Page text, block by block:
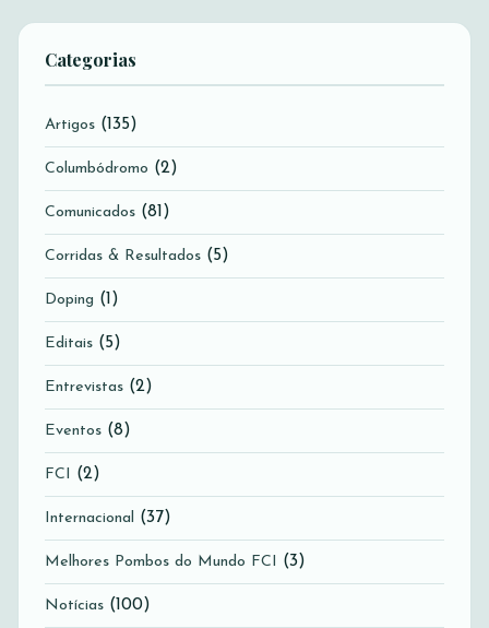
Categorias
Artigos (135)
Columbódromo (2)
Comunicados (81)
Corridas & Resultados (5)
Doping (1)
Editais (5)
Entrevistas (2)
Eventos (8)
FCI (2)
Internacional (37)
Melhores Pombos do Mundo FCI (3)
Notícias (100)